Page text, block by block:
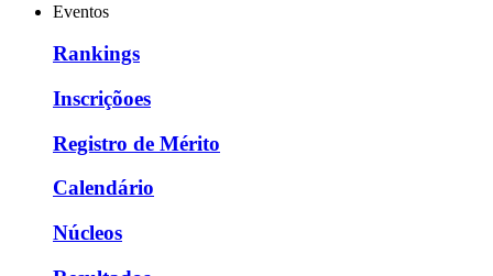
Eventos
Rankings
Inscriçõoes
Registro de Mérito
Calendário
Núcleos